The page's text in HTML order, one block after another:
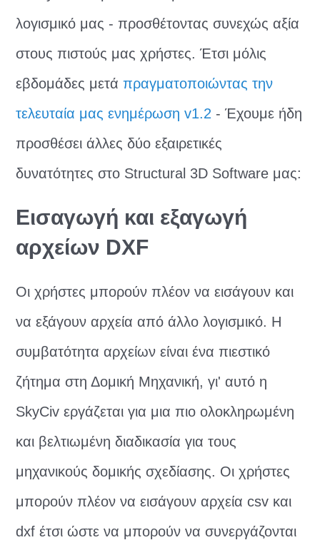
λογισμικό μας - προσθέτοντας συνεχώς αξία
στους πιστούς μας χρήστες. Έτσι μόλις
εβδομάδες μετάπραγματοποιώντας την
τελευταία μας ενημέρωση v1.2 - Έχουμε ήδη
προσθέσει άλλες δύο εξαιρετικές
δυνατότητες στο Structural 3D Software μας:
Εισαγωγή και εξαγωγή
αρχείων DXF
Οι χρήστες μπορούν πλέον να εισάγουν και
να εξάγουν αρχεία από άλλο λογισμικό. Η
συμβατότητα αρχείων είναι ένα πιεστικό
ζήτημα στη Δομική Μηχανική, γι' αυτό η
SkyCiv εργάζεται για μια πιο ολοκληρωμένη
και βελτιωμένη διαδικασία για τους
μηχανικούς δομικής σχεδίασης. Οι χρήστες
μπορούν πλέον να εισάγουν αρχεία csv και
dxf έτσι ώστε να μπορούν να συνεργάζονται